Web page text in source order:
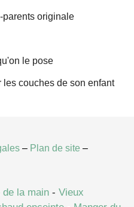
parents originale
le pose
couches de son enfant
– Plan de site –
de la main - Vieux